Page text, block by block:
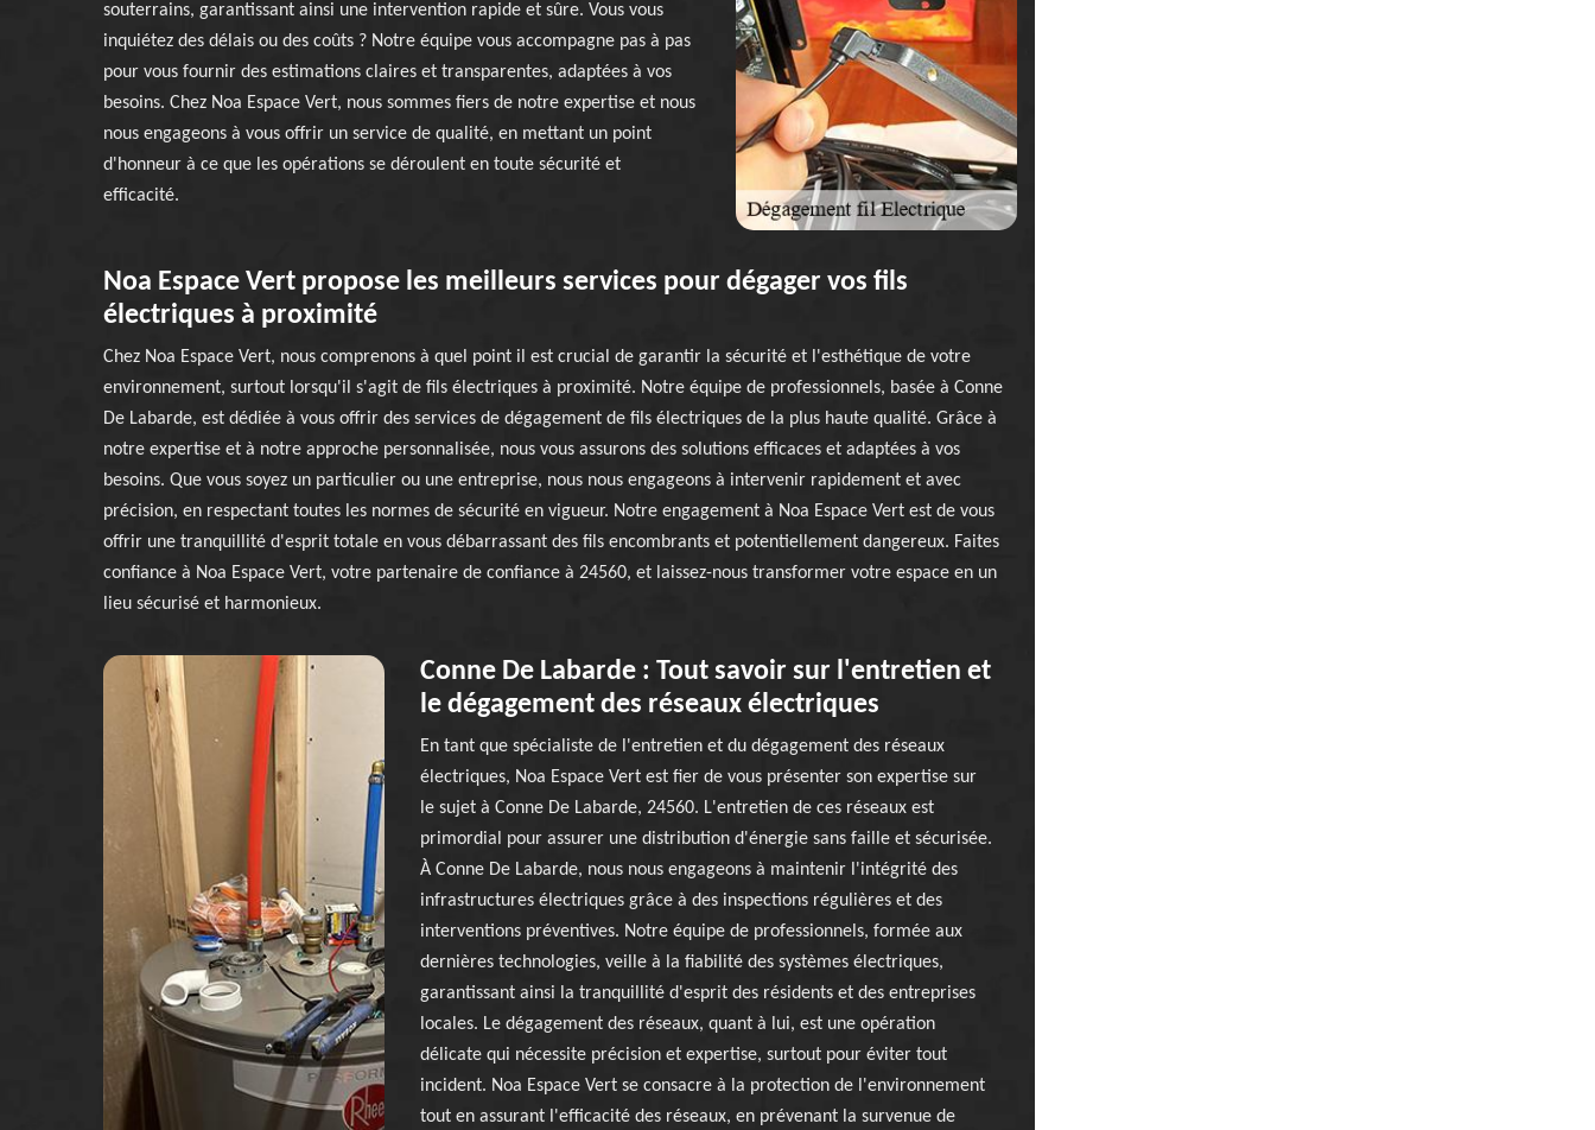
souterrains, garantissant ainsi une intervention rapide et sûre. Vous vous
inquiétez des délais ou des coûts ? Notre équipe vous accompagne pas à pas
pour vous fournir des estimations claires et transparentes, adaptées à vos
besoins. Chez Noa Espace Vert, nous sommes fiers de notre expertise et nous
nous engageons à vous offrir un service de qualité, en mettant un point
d'honneur à ce que les opérations se déroulent en toute sécurité et
efficacité.
Noa Espace Vert propose les meilleurs services pour dégager vos fils
électriques à proximité
Chez Noa Espace Vert, nous comprenons à quel point il est crucial de garantir la sécurité et l'esthétique de votre
environnement, surtout lorsqu'il s'agit de fils électriques à proximité. Notre équipe de professionnels, basée à Conne
De Labarde, est dédiée à vous offrir des services de dégagement de fils électriques de la plus haute qualité. Grâce à
notre expertise et à notre approche personnalisée, nous vous assurons des solutions efficaces et adaptées à vos
besoins. Que vous soyez un particulier ou une entreprise, nous nous engageons à intervenir rapidement et avec
précision, en respectant toutes les normes de sécurité en vigueur. Notre engagement à Noa Espace Vert est de vous
offrir une tranquillité d'esprit totale en vous débarrassant des fils encombrants et potentiellement dangereux. Faites
confiance à Noa Espace Vert, votre partenaire de confiance à 24560, et laissez-nous transformer votre espace en un
lieu sécurisé et harmonieux.
Conne De Labarde : Tout savoir sur l'entretien et
le dégagement des réseaux électriques
En tant que spécialiste de l'entretien et du dégagement des réseaux
électriques, Noa Espace Vert est fier de vous présenter son expertise sur
le sujet à Conne De Labarde, 24560. L'entretien de ces réseaux est
primordial pour assurer une distribution d'énergie sans faille et sécurisée.
À Conne De Labarde, nous nous engageons à maintenir l'intégrité des
infrastructures électriques grâce à des inspections régulières et des
interventions préventives. Notre équipe de professionnels, formée aux
dernières technologies, veille à la fiabilité des systèmes électriques,
garantissant ainsi la tranquillité d'esprit des résidents et des entreprises
locales. Le dégagement des réseaux, quant à lui, est une opération
délicate qui nécessite précision et expertise, surtout pour éviter tout
incident. Noa Espace Vert se consacre à la protection de l'environnement
tout en assurant l'efficacité des réseaux, en prévenant la survenue de